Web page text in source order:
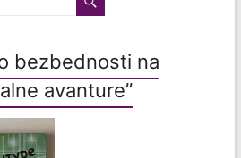
bezbednosti na
avanture”